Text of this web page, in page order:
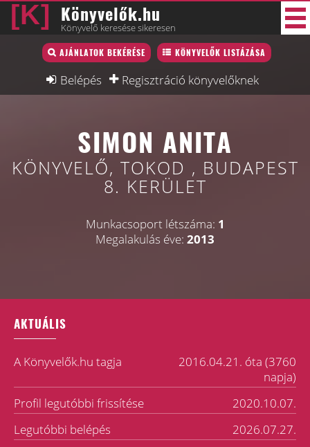
Könyvelők.hu
Könyvelő keresése sikeresen
AJÁNLATOK BEKÉRÉSE KÖNYVELŐK LISTÁZÁSA
Belépés Regisztráció könyvelőknek
Könyvelő lista
Könyvelési munkák
Blog
SIMON ANITA
KÖNYVELŐ, TOKOD , BUDAPEST
8. KERÜLET
Munkacsoport létszáma: 1
Megalakulás éve: 2013
AKTUÁLIS
A Könyvelők.hu tagja
2016.04.21. óta (3760
napja)
Profil legutóbbi frissítése
2020.10.07.
Legutóbbi belépés
2026.07.27.